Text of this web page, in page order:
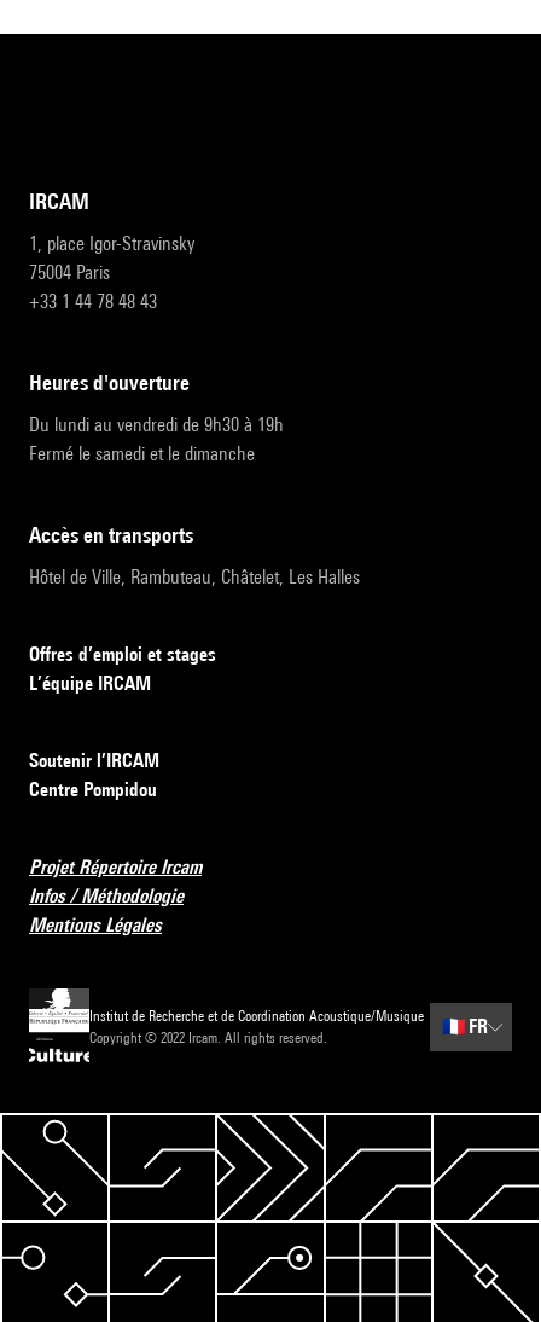
IRCAM
1, place Igor-Stravinsky
75004 Paris
+33 1 44 78 48 43
heures d'ouverture
Du lundi au vendredi de 9h30 à 19h
Fermé le samedi et le dimanche
accès en transports
Hôtel de Ville, Rambuteau, Châtelet, Les Halles
Offres d’emploi et stages
L’équipe IRCAM
Soutenir l’IRCAM
Centre Pompidou
Projet Répertoire Ircam
Infos / Méthodologie
Mentions Légales
Institut de Recherche et de Coordination Acoustique/Musique
Copyright © 2022 Ircam. All rights reserved.
🇫🇷 FR